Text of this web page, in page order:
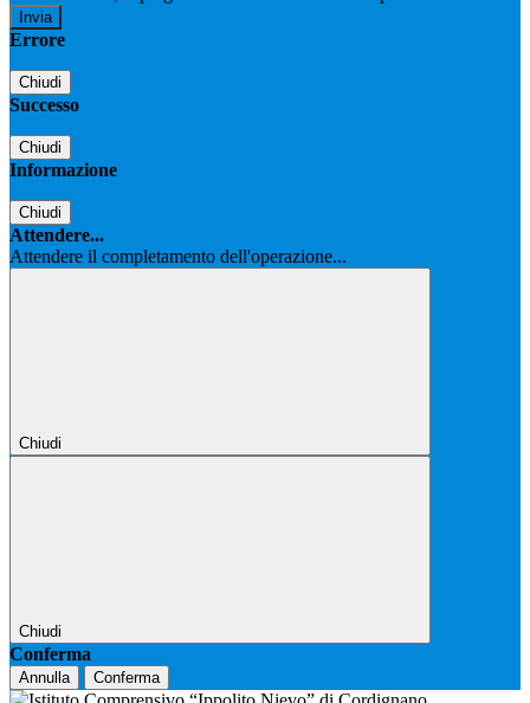
Errore
Chiudi
Successo
Chiudi
Informazione
Chiudi
Attendere...
Attendere il completamento dell'operazione...
Chiudi
Chiudi
Conferma
Annulla Conferma